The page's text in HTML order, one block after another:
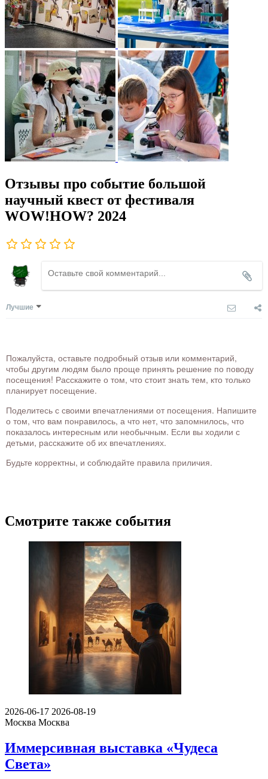
Отзывы про событие большой
научный квест от фестиваля
WOW!HOW? 2024
Лучшие
Пожалуйста, оставьте подробный отзыв или комментарий,
чтобы другим людям было проще принять решение по поводу
посещения! Расскажите о том, что стоит знать тем, кто только
планирует посещение.
Поделитесь с своими впечатлениями от посещения. Напишите
о том, что вам понравилось, а что нет, что запомнилось, что
показалось интересным или необычным. Если вы ходили с
детьми, расскажите об их впечатлениях.
Будьте корректны, и соблюдайте правила приличия.
Смотрите также события
2026-06-17 2026-08-19
Москва Москва
Иммерсивная выставка «Чудеса
Света»